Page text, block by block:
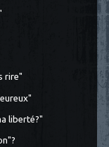
rire"
liberté?"